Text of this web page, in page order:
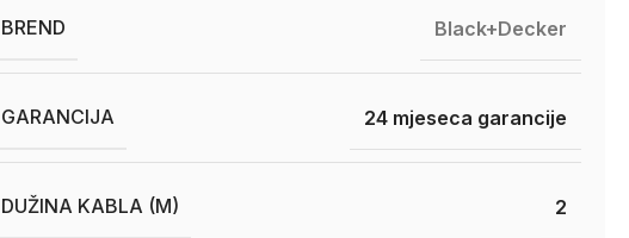
BREND Black+Decker
GARANCIJA 24 mjeseca garancije
DUŽINA KABLA (M) 2